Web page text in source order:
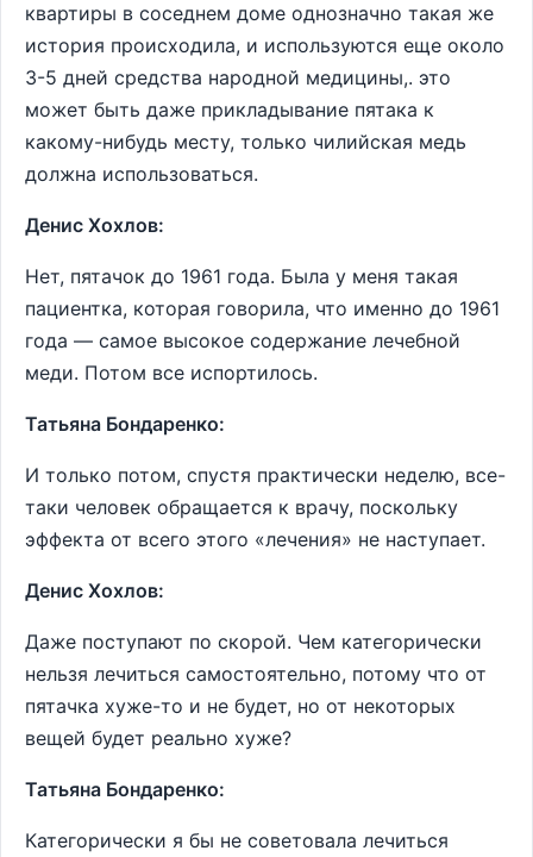
квартиры в соседнем доме однозначно такая же
история происходила, и используются еще около
3-5 дней средства народной медицины,. это
может быть даже прикладывание пятака к
какому-нибудь месту, только чилийская медь
должна использоваться.
Денис Хохлов:
Нет, пятачок до 1961 года. Была у меня такая
пациентка, которая говорила, что именно до 1961
года — самое высокое содержание лечебной
меди. Потом все испортилось.
Татьяна Бондаренко:
И только потом, спустя практически неделю, все-
таки человек обращается к врачу, поскольку
эффекта от всего этого «лечения» не наступает.
Денис Хохлов:
Даже поступают по скорой. Чем категорически
нельзя лечиться самостоятельно, потому что от
пятачка хуже-то и не будет, но от некоторых
вещей будет реально хуже?
Татьяна Бондаренко:
Категорически я бы не советовала лечиться